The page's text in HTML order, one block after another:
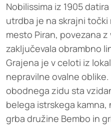
Nobilissima iz 1905
utrdba je na skrajni
mesto Piran, povezana
zaključevala obrambno
Grajena je v celoti iz
nepravilne ovalne
obodnega zidu sta
belega istrskega kamna,
grba družine Bembo in